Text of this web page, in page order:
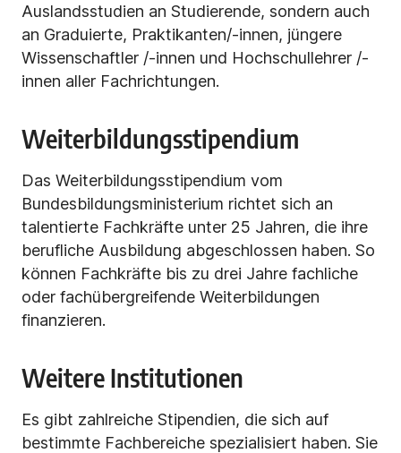
Auslandsstudien an Studierende, sondern auch
an Graduierte, Praktikanten/-innen, jüngere
Wissenschaftler /-innen und Hochschullehrer /-
innen aller Fachrichtungen.
Weiterbildungsstipendium
Das Weiterbildungsstipendium vom
Bundesbildungsministerium richtet sich an
talentierte Fachkräfte unter 25 Jahren, die ihre
berufliche Ausbildung abgeschlossen haben. So
können Fachkräfte bis zu drei Jahre fachliche
oder fachübergreifende Weiterbildungen
finanzieren.
Weitere Institutionen
Es gibt zahlreiche Stipendien, die sich auf
bestimmte Fachbereiche spezialisiert haben. Sie